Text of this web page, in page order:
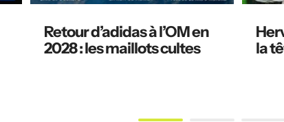
Retour d’adidas à l’OM en
2028 : les maillots cultes
la